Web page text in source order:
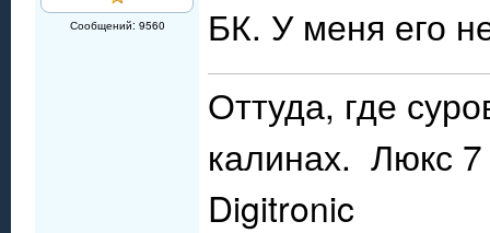
Сообщений: 9560
БК. У меня его
Оттуда, где
калинах. Люкс
Digitronic